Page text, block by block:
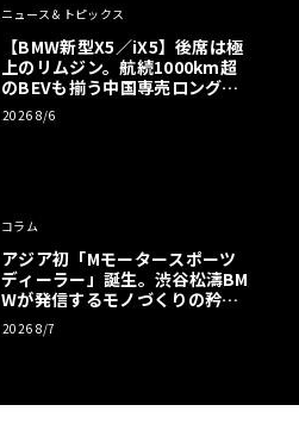
ニュース＆トピックス
【BMW新型X5／iX5】後席は極
上のリムジン。航続1000km超
のBEVも揃う中国専売ロング仕
様の全貌
2026 8/6
コラム
アジア初「Mモータースポーツ
ディーラー」誕生。渋谷松濤BM
Wが発信するモノづくりの矜持
【木下隆之コラム】
2026 8/7